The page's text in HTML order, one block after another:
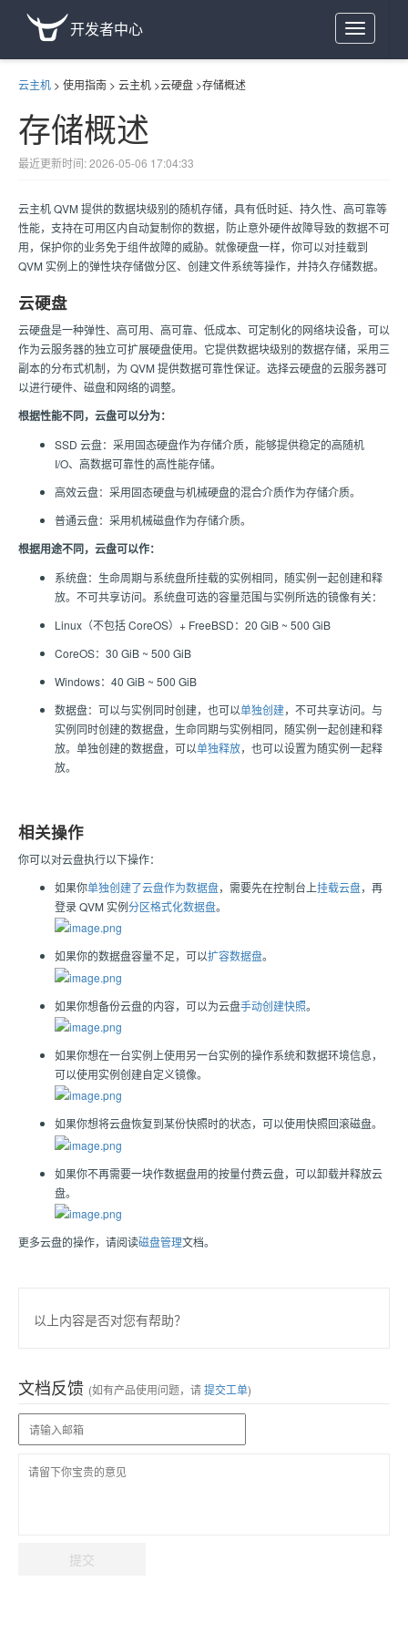
Toggle
navigation
开发者中心
云主机 > 使用指南 > 云主机 >云硬盘 >存储概述
存储概述
最近更新时间: 2026-05-06 17:04:33
云主机 QVM 提供的数据块级别的随机存储，具有低时延、持久性、高可靠等
性能，支持在可用区内自动复制你的数据，防止意外硬件故障导致的数据不可
用，保护你的业务免于组件故障的威胁。就像硬盘一样，你可以对挂载到
QVM 实例上的弹性块存储做分区、创建文件系统等操作，并持久存储数据。
云硬盘
云硬盘是一种弹性、高可用、高可靠、低成本、可定制化的网络块设备，可以
作为云服务器的独立可扩展硬盘使用。它提供数据块级别的数据存储，采用三
副本的分布式机制，为 QVM 提供数据可靠性保证。选择云硬盘的云服务器可
以进行硬件、磁盘和网络的调整。
根据性能不同，云盘可以分为：
SSD 云盘：采用固态硬盘作为存储介质，能够提供稳定的高随机
I/O、高数据可靠性的高性能存储。
高效云盘：采用固态硬盘与机械硬盘的混合介质作为存储介质。
普通云盘：采用机械磁盘作为存储介质。
根据用途不同，云盘可以作：
系统盘：生命周期与系统盘所挂载的实例相同，随实例一起创建和释
放。不可共享访问。系统盘可选的容量范围与实例所选的镜像有关：
Linux（不包括 CoreOS）+ FreeBSD：20 GiB ~ 500 GiB
CoreOS：30 GiB ~ 500 GiB
Windows：40 GiB ~ 500 GiB
数据盘：可以与实例同时创建，也可以单独创建，不可共享访问。与
实例同时创建的数据盘，生命同期与实例相同，随实例一起创建和释
放。单独创建的数据盘，可以单独释放，也可以设置为随实例一起释
放。
相关操作
你可以对云盘执行以下操作：
如果你单独创建了云盘作为数据盘，需要先在控制台上挂载云盘，再
登录 QVM 实例分区格式化数据盘。
如果你的数据盘容量不足，可以扩容数据盘。
如果你想备份云盘的内容，可以为云盘手动创建快照。
如果你想在一台实例上使用另一台实例的操作系统和数据环境信息，
可以使用实例创建自定义镜像。
如果你想将云盘恢复到某份快照时的状态，可以使用快照回滚磁盘。
如果你不再需要一块作数据盘用的按量付费云盘，可以卸载并释放云
盘。
更多云盘的操作，请阅读磁盘管理文档。
以上内容是否对您有帮助？
文档反馈 (如有产品使用问题，请提交工单)
提交